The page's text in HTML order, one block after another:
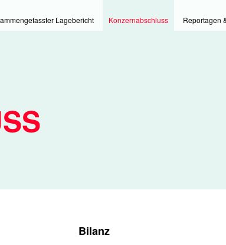
Lagebericht Konzernabschluss Reportagen
Bilanz